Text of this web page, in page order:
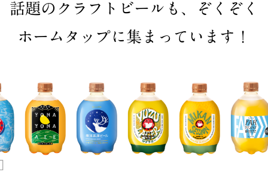
話題のクラフトビールも、ぞくぞく
ホームタップに集まっています！